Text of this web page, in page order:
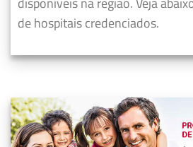
de hospitais credenciados.